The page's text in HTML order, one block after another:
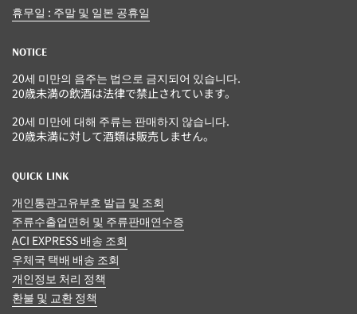
휴무일 : 주말 및 일본 공휴일
NOTICE
20세 미만의 음주는 법으로 금지되어 있습니다.
20歳未満の飲酒は法律で禁止されています。
20세 미만에 대해 주류는 판매하지 않습니다.
20歳未満に対して酒類は販売しません。
QUICK LINK
개인통관고유부호 발급 및 조회
주류수출업면허 및 주류판매연수증
ACI EXPRESS 배송 조회
우체국 택배 배송 조회
개인정보 처리 정책
환불 및 교환 정책